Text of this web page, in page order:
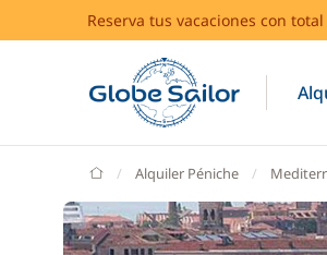
Reserva tus vacaciones con
GlobeSailor
Alquiler Péniche